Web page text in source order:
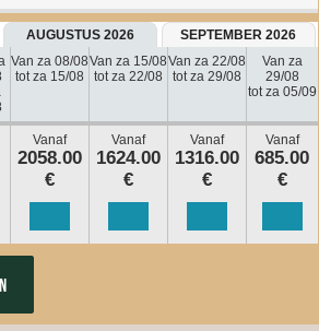
AUGUSTUS 2026
SEPTEMBER 2026
Van za 08/08
tot za 15/08
Van za 15/08
tot za 22/08
Van za 22/08
tot za 29/08
Van za
29/08
tot za 05/09
Vanaf
2058.00
€
Vanaf
1624.00
€
Vanaf
1316.00
€
Vanaf
685.00
€